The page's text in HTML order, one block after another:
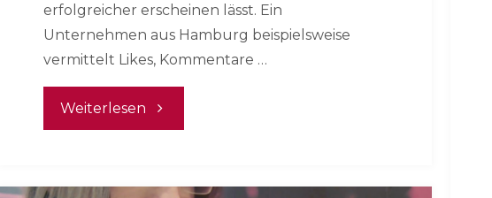
erfolgreicher erscheinen lässt. Ein
Unternehmen aus Hamburg beispielsweise
vermittelt Likes, Kommentare …
Weiterlesen "Hasskommentare
falsche